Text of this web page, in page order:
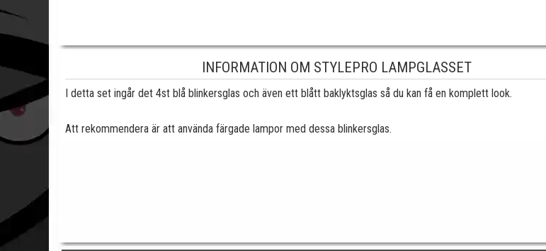
INFORMATION OM STYLEPRO LAMPGLASSET
I detta set ingår det 4st blå blinkersglas och även ett blått baklyktsglas så du kan få en komplett look.
Att rekommendera är att använda färgade lampor med dessa blinkersglas.